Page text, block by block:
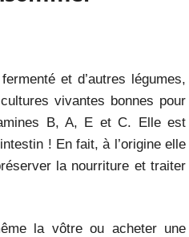
et d’autres légumes,
vivantes bonnes pour
B, A, E et C. Elle est
! En fait, à l’origine elle
la nourriture et traiter
la vôtre ou acheter une